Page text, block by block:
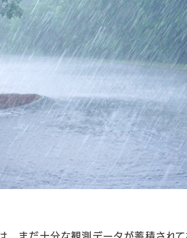
、まだ十分な観測データが蓄積されて